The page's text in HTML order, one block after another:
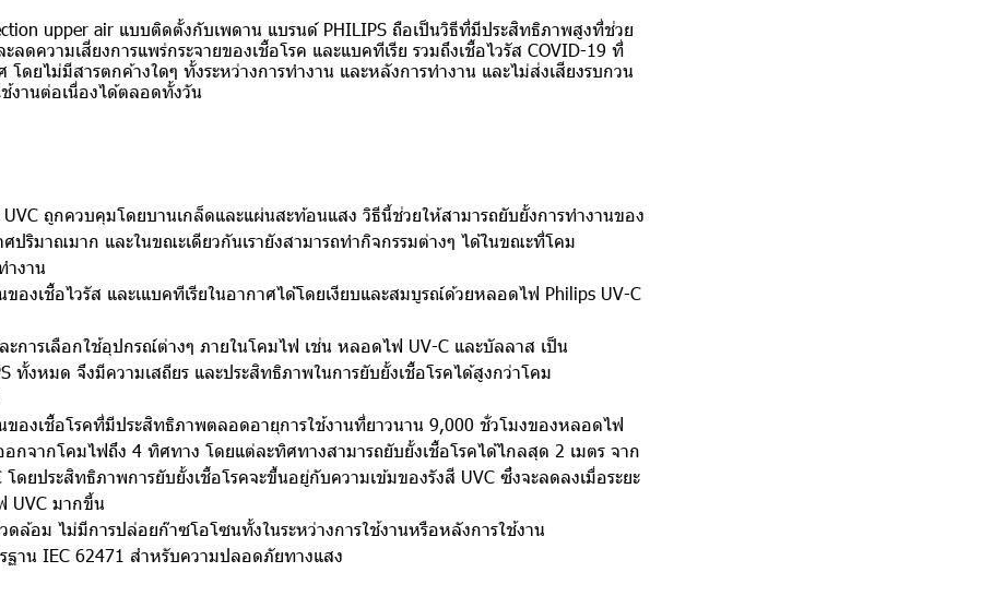
upper air แบบติดตั้งกับเพดาน แบรนด์ PHILIPS ถือเป็นวิธีที่มีประสิทธิภาพสูงที่ช่วย
ดความเสี่ยงการแพร่กระจายของเชื้อโรค และแบคทีเรีย รวมถึงเชื้อไวรัส COVID-19 ที่
โดยไม่มีสารตกค้างใดๆ ทั้งระหว่างการทำงาน และหลังการทำงาน และไม่ส่งเสียงรบกวน
งานต่อเนื่องได้ตลอดทั้งวัน
ถูกควบคุมโดยบานเกล็ดและแผ่นสะท้อนแสง วิธีนี้ช่วยให้สามารถยับยั้งการทำงานของ
ศปริมาณมาก และในขณะเดียวกันเรายังสามารถทำกิจกรรมต่างๆ ได้ในขณะที่โคม
ำงาน
ของเชื้อไวรัส และเแบคทีเรียในอากาศได้โดยเงียบและสมบูรณ์ด้วยหลอดไฟ Philips UV-C
ะการเลือกใช้อุปกรณ์ต่างๆ ภายในโคมไฟ เช่น หลอดไฟ UV-C และบัลลาส เป็น
ทั้งหมด จึงมีความเสถียร และประสิทธิภาพในการยับยั้งเชื้อโรคได้สูงกว่าโคม
ของเชื้อโรคที่มีประสิทธิภาพตลอดอายุการใช้งานที่ยาวนาน 9,000 ชั่วโมงของหลอดไฟ
อกจากโคมไฟถึง 4 ทิศทาง โดยแต่ละทิศทางสามารถยับยั้งเชื้อโรคได้ไกลสุด 2 เมตร จาก
โดยประสิทธิภาพการยับยั้งเชื้อโรคจะขึ้นอยู่กับความเข้มของรังสี UVC ซึ่งจะลดลงเมื่อระยะ
UVC มากขี้น
ดล้อม ไม่มีการปล่อยก๊าซโอโซนทั้งในระหว่างการใช้งานหรือหลังการใช้งาน
ฐาน IEC 62471 สำหรับความปลอดภัยทางแสง